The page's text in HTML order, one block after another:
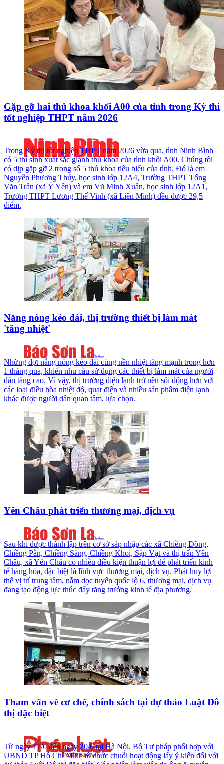
Gặp gỡ hai thủ khoa khối A00 của tỉnh trong Kỳ thi
tốt nghiệp THPT năm 2026
Trong Kỳ thi tốt nghiệp THPT năm 2026 vừa qua, tỉnh Ninh Bình
có 5 thí sinh xuất sắc giành thủ khoa của tỉnh khối A00. Chúng tôi
có dịp gặp gỡ 2 trong số 5 thủ khoa tiêu biểu của tỉnh. Đó là em
Nguyễn Phương Thúy, học sinh lớp 12A4, Trường THPT Tống
Văn Trân (xã Ý Yên) và em Vũ Minh Xuân, học sinh lớp 12A1,
Trường THPT Lương Thế Vinh (xã Liên Minh) đều được 29,5
điểm.
Nắng nóng kéo dài, thị trường thiết bị làm mát
'tăng nhiệt'
Những đợt nắng nóng kéo dài cùng nền nhiệt tăng mạnh trong hơn
1 tháng qua, khiến nhu cầu sử dụng các thiết bị làm mát của người
dân tăng cao. Vì vậy, thị trường điện lạnh trở nên sôi động hơn với
các loại điều hòa nhiệt độ, quạt điện và nhiều sản phẩm điện lạnh
khác được người dân quan tâm, lựa chọn.
Yên Châu phát triển thương mại, dịch vụ
Sau khi được thành lập trên cơ sở sáp nhập các xã Chiềng Đông,
Chiềng Pằn, Chiềng Sàng, Chiềng Khoi, Sặp Vạt và thị trấn Yên
Châu, xã Yên Châu có nhiều điều kiện thuận lợi để phát triển kinh
tế hàng hóa, đặc biệt là lĩnh vực thương mại, dịch vụ. Phát huy lợi
thế vị trí trung tâm, nằm dọc tuyến quốc lộ 6, thương mại, dịch vụ
đang tạo động lực thúc đẩy tăng trưởng kinh tế địa phương.
Tham vấn về cơ chế, chính sách tại dự thảo Luật Đô
thị đặc biệt
Từ ngày 17/6 đến ngày 20/6 tại Hà Nội, Bộ Tư pháp phối hợp với
UBND TP Hồ Chí Minh tổ chức chuỗi hoạt động lấy ý kiến đối với